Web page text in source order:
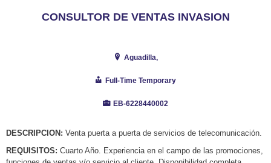
CONSULTOR DE VENTAS INVASION
Aguadilla,
Full-Time Temporary
EB-6228440002
DESCRIPCION: Venta puerta a puerta de servicios de telecomunicación.
REQUISITOS: Cuarto Año. Experiencia en el campo de las promociones,